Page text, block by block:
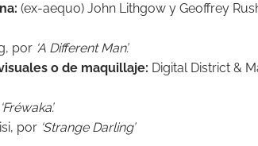
(ex-aequo) John Lithgow y Geoffrey
por ‘A Different Man’.
o de maquillaje: Digital District &
‘Fréwaka’.
por ‘Strange Darling’